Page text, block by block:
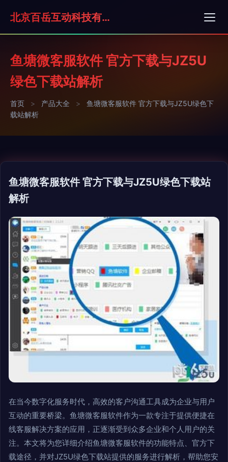
北京百岳互动科技有限公司
鱼塘微客服软件 官方下载与JZ5U
绿色下载站解析
首页 > 产品大全 >
鱼塘微客服软件 官方下载与JZ5U绿色下
载站解析
鱼塘微客服软件 官方下载与JZ5U绿色下载站
解析
在当今数字化服务时代，高效的客户沟通工具成为企业与用户
互动的重要桥梁。鱼塘微客服软件作为一款专注于提供便捷在
线客服解决方案的应用，正逐渐受到众多企业和个人用户的关
注。本文将为您详细介绍鱼塘微客服软件的功能特点、官方下
载途径，并对JZ5U绿色下载站提供的服务进行解析，帮助您安